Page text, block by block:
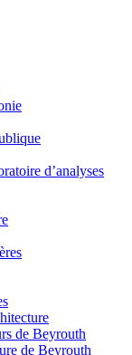
d’analyses
de Beyrouth
de Beyrouth